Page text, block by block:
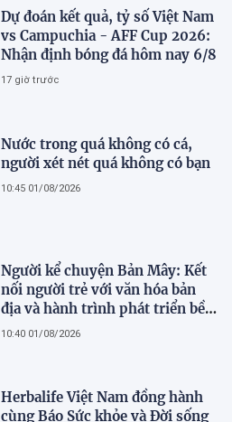
Dự đoán kết quả, tỷ số Việt Nam
vs Campuchia - AFF Cup 2026:
Nhận định bóng đá hôm nay 6/8
17 giờ trước
Nước trong quá không có cá,
người xét nét quá không có bạn
10:45 01/08/2026
Người kể chuyện Bản Mây: Kết
nối người trẻ với văn hóa bản
địa và hành trình phát triển bền
vững tại Tả Lèng
10:40 01/08/2026
Herbalife Việt Nam đồng hành
cùng Báo Sức khỏe và Đời sống